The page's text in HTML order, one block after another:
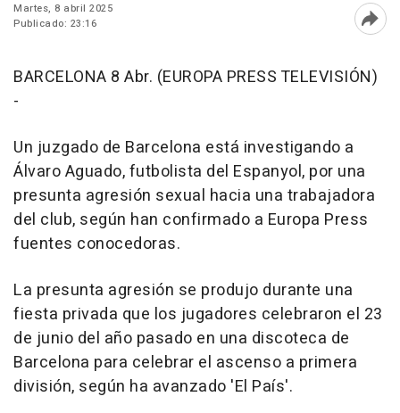
Martes, 8 abril 2025
Publicado: 23:16
BARCELONA 8 Abr. (EUROPA PRESS TELEVISIÓN)
-
Un juzgado de Barcelona está investigando a
Álvaro Aguado, futbolista del Espanyol, por una
presunta agresión sexual hacia una trabajadora
del club, según han confirmado a Europa Press
fuentes conocedoras.
La presunta agresión se produjo durante una
fiesta privada que los jugadores celebraron el 23
de junio del año pasado en una discoteca de
Barcelona para celebrar el ascenso a primera
división, según ha avanzado 'El País'.